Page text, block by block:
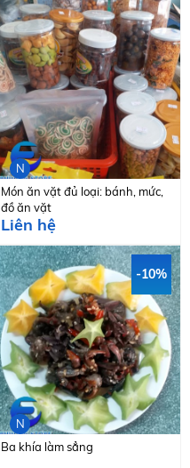
N
Món ăn vặt đủ loại: bánh, mức,
đồ ăn vặt
Liên hệ
-10%
N
Ba khía làm sẳng